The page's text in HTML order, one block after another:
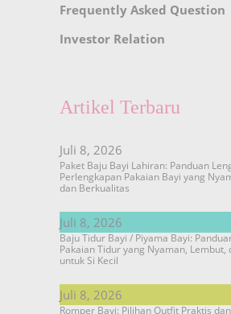
Frequently Asked Question
Investor Relation
Artikel Terbaru
Juli 8, 2026
Paket Baju Bayi Lahiran: Panduan
Perlengkapan Pakaian Bayi yang
dan Berkualitas
Juli 8, 2026
Baju Tidur Bayi / Piyama Bayi:
Pakaian Tidur yang Nyaman, Lembut,
untuk Si Kecil
Juli 8, 2026
Romper Bayi: Pilihan Outfit Praktis